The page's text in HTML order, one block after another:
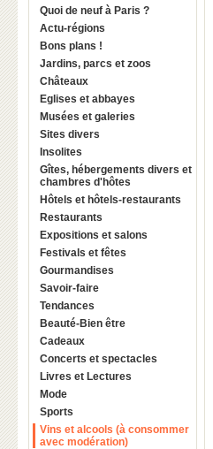
Quoi de neuf à Paris ?
Actu-régions
Bons plans !
Jardins, parcs et zoos
Châteaux
Eglises et abbayes
Musées et galeries
Sites divers
Insolites
Gîtes, hébergements divers et
chambres d'hôtes
Hôtels et hôtels-restaurants
Restaurants
Expositions et salons
Festivals et fêtes
Gourmandises
Savoir-faire
Tendances
Beauté-Bien être
Cadeaux
Concerts et spectacles
Livres et Lectures
Mode
Sports
Vins et alcools (à consommer
avec modération)